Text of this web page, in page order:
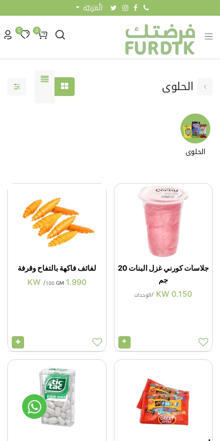
الْعَرَبيّة
0
0
الحلوى
الحلوى
جلاسات كورني غزل البنات 20
جم
0.150
/الوحدات
لفائف فاكهة بالتفاح وقرفة
1.990
KW
/100 GM